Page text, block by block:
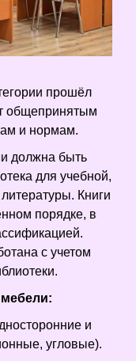
прошёл
общепринятым
и нормам.
должна быть
для учебной,
Книги
порядке, в
с учетом
и
угловые).